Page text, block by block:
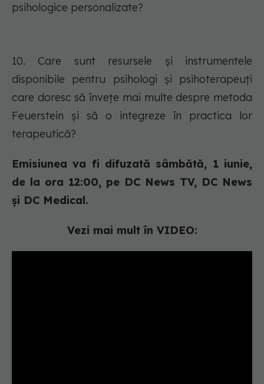
psihologice personalizate?
10. Care sunt resursele și instrumentele
disponibile pentru psihologi și psihoterapeuți
care doresc să învețe mai multe despre metoda
Feuerstein și să o integreze în practica lor
terapeutică?
Emisiunea va fi difuzată sâmbătă, 1 iunie,
de la ora 12:00, pe DC News TV, DC News
și DC Medical.
Vezi mai mult în VIDEO: